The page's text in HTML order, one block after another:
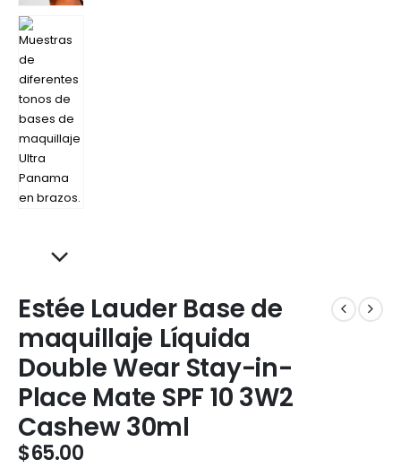
Estée Lauder Base de
maquillaje Líquida
Double Wear Stay-in-
Place Mate SPF 10 3W2
Cashew 30ml
$65.00